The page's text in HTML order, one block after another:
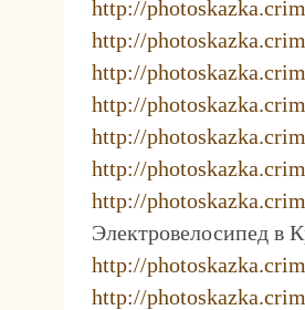
http://
http://
http://
http://
http://
http://
http://
Электровелосипед в
http://
http://